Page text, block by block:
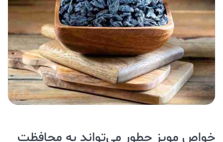
خواص مویز چطور می‌تواند به محافظت